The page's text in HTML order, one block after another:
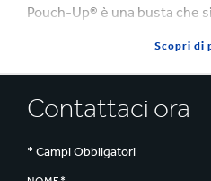
Pouch-Up® è una busta che
per preservare il liquido al
il contenuto rimanga
Il liquido viene spillato
impedisce all'aria di entrare
Scopri di
Contattaci ora
* Campi Obbligatori